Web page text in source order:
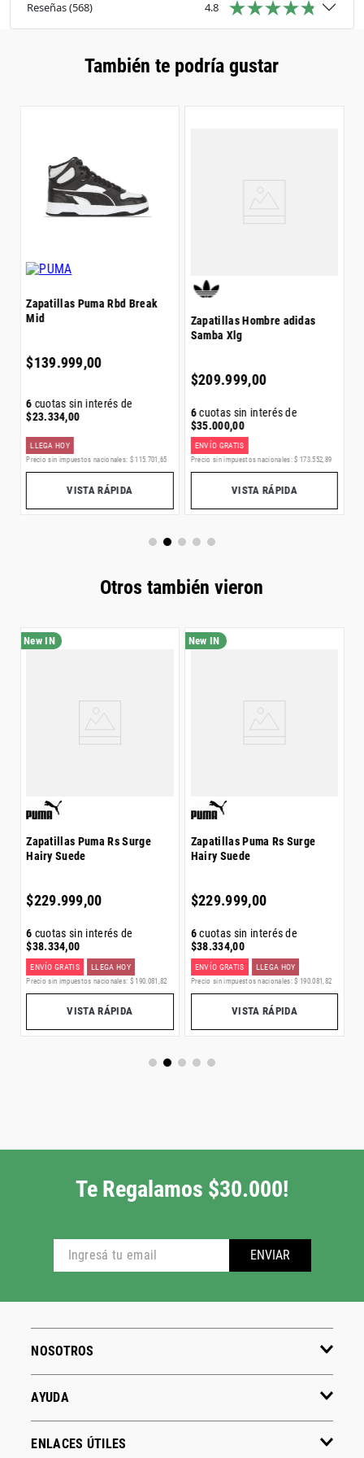
de la evolución de esta zapatilla. Ofreciendo un uso
diario con un estilo extraordinario, estas zapatillas
son un testimonio de la innovación de adidas.
Reseñas(568) 4.8
También te podría gustar
Zapatillas Puma Rbd Break
Mid
$139.999,00
6 cuotas sin interés de
$23.334,00
LLEGA HOY
Precio sin impuestos nacionales: $ 115.701 ,65
VISTA RÁPIDA
Zapatillas Hombre adidas
Samba Xlg
$209.999,00
6cuotas sin interés de
$35.000,00
ENVÍO GRATIS
Precio sin impuestos nacionales: $ 173.552,89
VISTA RÁPIDA
Otros también vieron
Zapatillas Puma Rs Surge
Hairy Suede
$229.999,00
6 cuotas sin interés de
$38.334,00
ENVÍO GRATIS LLEGA HOY
Precio sin impuestos nacionales: $ 190 081 82
VISTA RÁPIDA
Zapatillas Puma Rs Surge
Hairy Suede
$229.999,00
6cuotas sin interés de
$38.334,00
ENVÍO GRATIS LLEGA HOY
Precio sin impuestos nacionales: $ 190.081 82
VISTA RÁPIDA
Te Regalamos $30.000!
ENVIAR
NOSOTROS
AYUDA
ENLACES ÚTILES